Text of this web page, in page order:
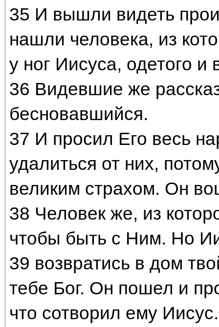
35 И вышли видеть
нашли человека, из
у ног Иисуса, одетого
36 Видевшие же
бесновавшийся.
37 И просил Его весь
удалиться от них,
великим страхом. Он
38 Человек же, из
чтобы быть с Ним. Но
39 возвратись в дом
тебе Бог. Он пошел и
что сотворил ему Иисус.